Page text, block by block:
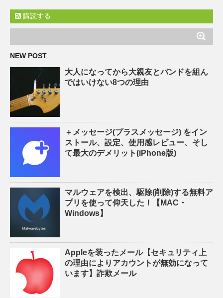
購読する
NEW POST
大人になってから大親友とバンドを組ん
ではいけない8つの理由
＋メッセージ(プラスメッセージ) をイン
ストール、設定、使用感レビュー、そし
て最大のデメリット(iPhone版)
マルウェアを検出、駆除(削除)する無料ア
プリを使って仰天した！【MAC・
Windows】
Appleを装ったメール【セキュリティ上
の理由によりアカウントが無効になって
います】詐欺メール